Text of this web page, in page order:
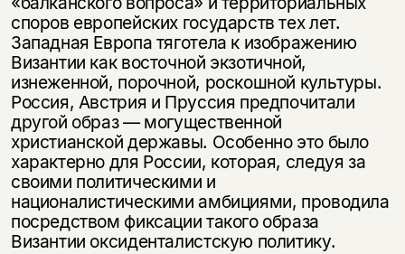
споров европейских государств тех лет.
Западная Европа тяготела к изображению
Византии как восточной экзотичной,
изнеженной, порочной, роскошной культуры.
Россия, Австрия и Пруссия предпочитали
другой образ — могущественной
христианской державы. Особенно это было
характерно для России, которая, следуя за
своими политическими и
националистическими амбициями, проводила
посредством фиксации такого образа
Византии оксиденталистскую политику.